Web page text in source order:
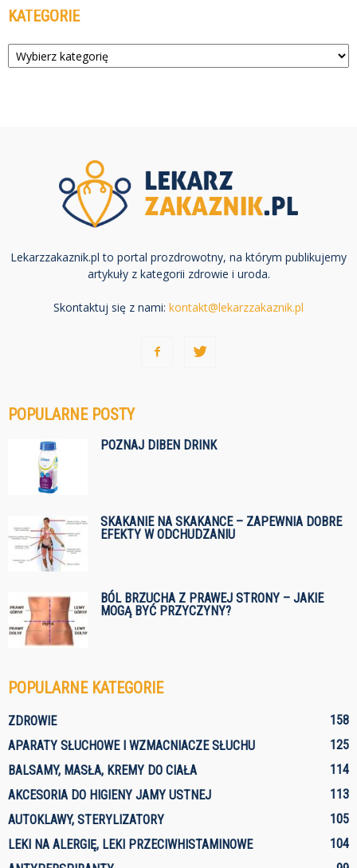
KATEGORIE
Kategorie
Lekarzzakaznik.pl to portal prozdrowotny, na którym publikujemy
artykuły z kategorii zdrowie i uroda.
Skontaktuj się z nami: kontakt@lekarzzakaznik.pl
POPULARNE POSTY
POZNAJ DIBEN DRINK
SKAKANIE NA SKAKANCE – ZAPEWNIA DOBRE
EFEKTY W ODCHUDZANIU
BÓL BRZUCHA Z PRAWEJ STRONY – JAKIE
MOGĄ BYĆ PRZYCZYNY?
POPULARNE KATEGORIE
ZDROWIE
158
APARATY SŁUCHOWE I WZMACNIACZE SŁUCHU
125
BALSAMY, MASŁA, KREMY DO CIAŁA
114
AKCESORIA DO HIGIENY JAMY USTNEJ
113
AUTOKLAWY, STERYLIZATORY
105
LEKI NA ALERGIĘ, LEKI PRZECIWHISTAMINOWE
104